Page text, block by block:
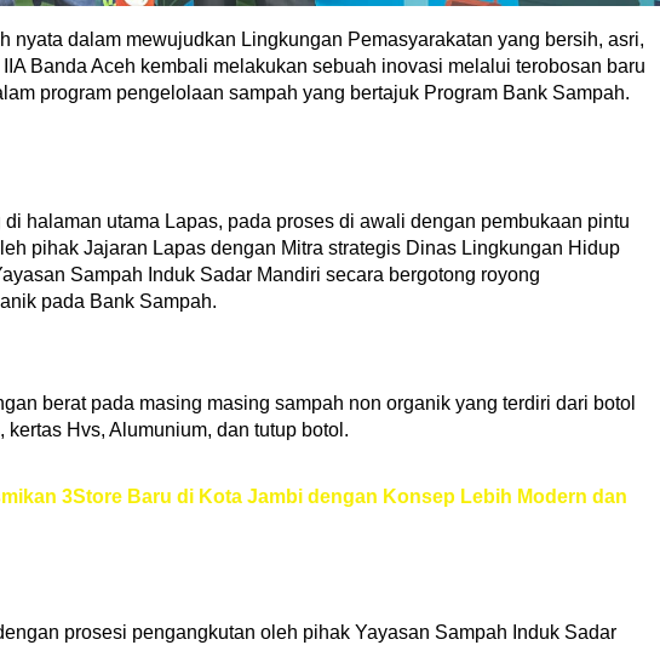
nyata dalam mewujudkan Lingkungan Pemasyarakatan yang bersih, asri,
Banda Aceh kembali melakukan sebuah inovasi melalui terobosan baru
program pengelolaan sampah yang bertajuk Program Bank Sampah.
halaman utama Lapas, pada proses di awali dengan pembukaan pintu
pihak Jajaran Lapas dengan Mitra strategis Dinas Lingkungan Hidup
Sampah Induk Sadar Mandiri secara bergotong royong
pada Bank Sampah.
berat pada masing masing sampah non organik yang terdiri dari botol
kertas Hvs, Alumunium, dan tutup botol.
3Store Baru di Kota Jambi dengan Konsep Lebih Modern dan
prosesi pengangkutan oleh pihak Yayasan Sampah Induk Sadar